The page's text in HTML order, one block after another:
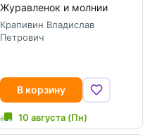
Журавленок и молнии
Крапивин Владислав
Петрович
В корзину
10 августа (Пн)